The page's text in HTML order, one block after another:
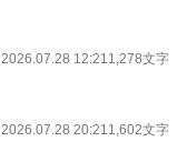
2026.07.28 12:211,278文字
2026.07.28 20:211,602文字